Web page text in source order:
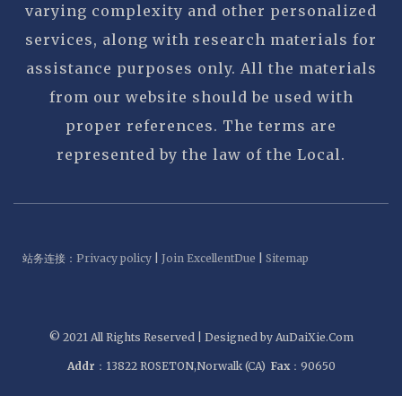
varying complexity and other personalized
services, along with research materials for
assistance purposes only. All the materials
from our website should be used with
proper references. The terms are
represented by the law of the Local.
© 2021 All Rights Reserved | Designed by AuDaiXie.Com
Addr ：13822 ROSETON,Norwalk (CA) Fax：90650
站务连接： Privacy policy Join ExcellentDue Sitemap